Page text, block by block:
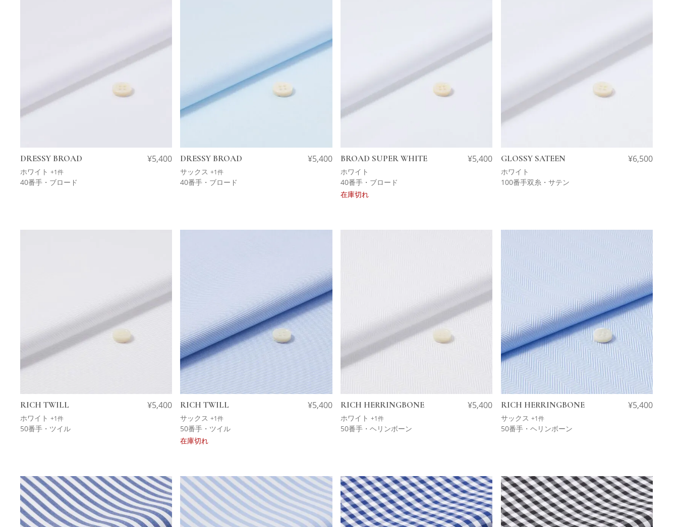
DRESSY BROAD
ホワイト +1件
¥5,400
40番手・ブロード
DRESSY BROAD
サックス+1件
¥5,400
40番手・ブロード
BROAD SUPER WHITE
ホワイト
¥5,400
40番手・ブロード
在庫切れ
GLOSSY SATEEN
ホワイト
¥6,500
100番手双糸・サテン
RICH TWILL
ホワイト +1件
¥5,400
50番手・ツイル
RICH TWILL
サックス+1件
¥5,400
50番手・ツイル
在庫切れ
RICH HERRINGBONE
ホワイト +1件
¥5,400
50番手・ヘリンボーン
RICH HERRINGBONE
サックス +1件
¥5,400
50番手・ヘリンボーン